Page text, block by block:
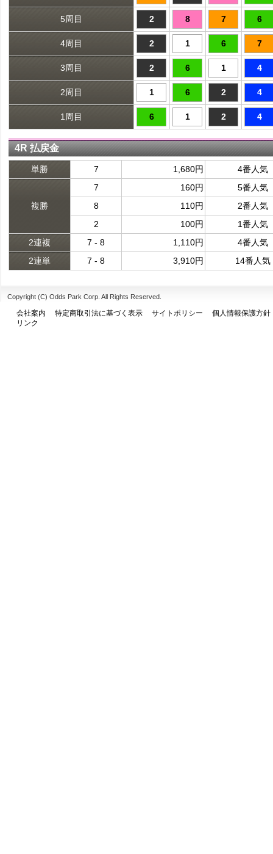
5周目 2 8 7 6
4周目 2 1 6 7
3周目 2 6 1 4
2周目 1 6 2 4
1周目 6 1 2 4
4R 払戻金
単勝 7 1,680円 4番人気
複勝
7 160円
5番人気
8
110円
2番人気
2
100円
1番人気
2連複
7 - 8 1,110円
4番人気
2連単
7 - 8 3,910円 14番人気
Copyright (C) Odds Park Corp. All Rights Reserved.
会社案内 特定商取引法に基づく表示 サイトポリシー
個人情報保護方針
リンク